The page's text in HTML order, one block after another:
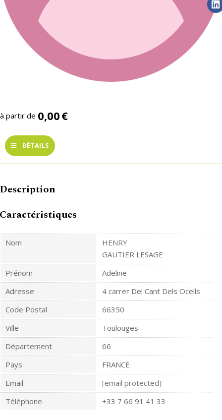
à partir de 0,00€
DÉTAILS
Description
Caractéristiques
Nom
HENRY
GAUTIER LESAGE
Prénom
Adeline
Adresse
4 carrer Del Cant Dels Ocells
Code Postal
66350
Ville
Toulouges
Département
66
Pays
FRANCE
Email
[email protected]
Téléphone
+33 7 66 91 41 33